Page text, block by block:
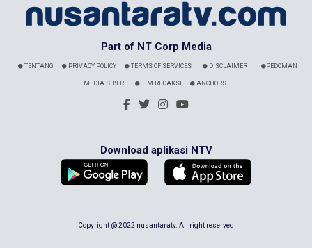
Part of NT Corp Media
TENTANG PRIVACY POLICY TERMS OF SERVICES DISCLAIMER PEDOMAN
MEDIA SIBER TIM REDAKSI ANCHORS
Download aplikasi NTV
Copyright @ 2022 nusantaratv. All right reserved